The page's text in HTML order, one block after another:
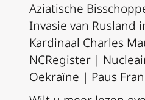
Aziatische
Invasie van Rusland
Kardinaal Charles
NCRegister |
Oekraïne | Paus